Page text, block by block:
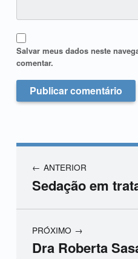
Salvar meus dados neste
comentar.
ANTERIOR
Sedação em
PRÓXIMO
Dra Roberta